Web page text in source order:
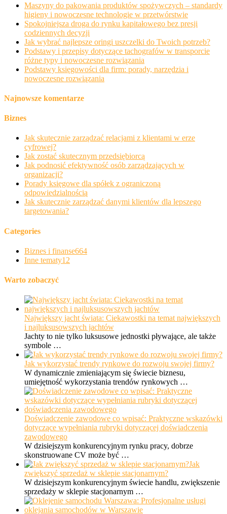
Maszyny do pakowania produktów spożywczych – standardy
higieny i nowoczesne technologie w przetwórstwie
Spokojniejsza droga do rynku kapitałowego bez presji
codziennych decyzji
Jak wybrać najlepsze oringi uszczelki do Twoich potrzeb?
Podstawy i przepisy dotyczące tachografów w transporcie
różne typy i nowoczesne rozwiązania
Podstawy księgowości dla firm: porady, narzędzia i
nowoczesne rozwiązania
Najnowsze komentarze
Biznes
Jak skutecznie zarządzać relacjami z klientami w erze
cyfrowej?
Jak zostać skutecznym przedsiębiorcą
Jak podnosić efektywność osób zarządzających w
organizacji?
Porady księgowe dla spółek z ograniczoną
odpowiedzialnością
Jak skutecznie zarządzać danymi klientów dla lepszego
targetowania?
Categories
Biznes i finanse664
Inne tematy12
Warto zobaczyć
Największy jacht świata: Ciekawostki na temat największych
i najluksusowszych jachtów
Jachty to nie tylko luksusowe jednostki pływające, ale także
symbole …
Jak wykorzystać trendy rynkowe do rozwoju swojej firmy?
W dynamicznie zmieniającym się świecie biznesu,
umiejętność wykorzystania trendów rynkowych …
Doświadczenie zawodowe co wpisać: Praktyczne wskazówki
dotyczące wypełniania rubryki dotyczącej doświadczenia
zawodowego
W dzisiejszym konkurencyjnym rynku pracy, dobrze
skonstruowane CV może być …
Jak
zwiększyć sprzedaż w sklepie stacjonarnym?
W dzisiejszym konkurencyjnym świecie handlu, zwiększenie
sprzedaży w sklepie stacjonarnym …